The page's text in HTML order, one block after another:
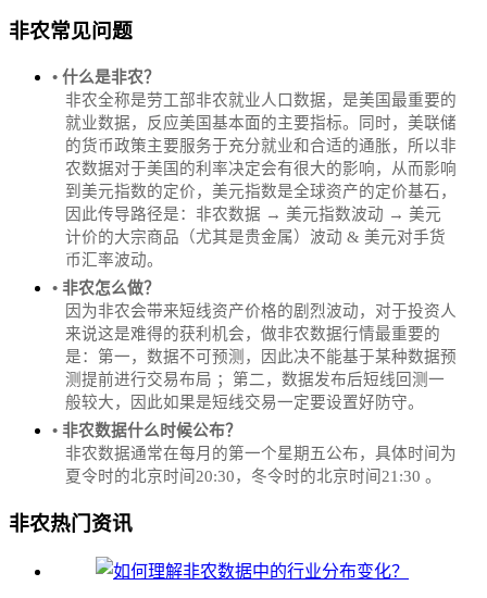
非农常见问题
• 什么是非农？
非农全称是劳工部非农就业人口数据，是美国最重要的
就业数据，反应美国基本面的主要指标。同时，美联储
的货币政策主要服务于充分就业和合适的通胀，所以非
农数据对于美国的利率决定会有很大的影响，从而影响
到美元指数的定价，美元指数是全球资产的定价基石，
因此传导路径是：非农数据 → 美元指数波动 → 美元
计价的大宗商品（尤其是贵金属）波动 & 美元对手货
币汇率波动。
• 非农怎么做？
因为非农会带来短线资产价格的剧烈波动，对于投资人
来说这是难得的获利机会，做非农数据行情最重要的
是：第一，数据不可预测，因此决不能基于某种数据预
测提前进行交易布局 ；第二，数据发布后短线回测一
般较大，因此如果是短线交易一定要设置好防守。
• 非农数据什么时候公布？
‌非农数据通常在每月的第一个星期五公布，具体时间为
夏令时的北京时间20:30，冬令时的北京时间21:30‌‌ 。
非农热门资讯